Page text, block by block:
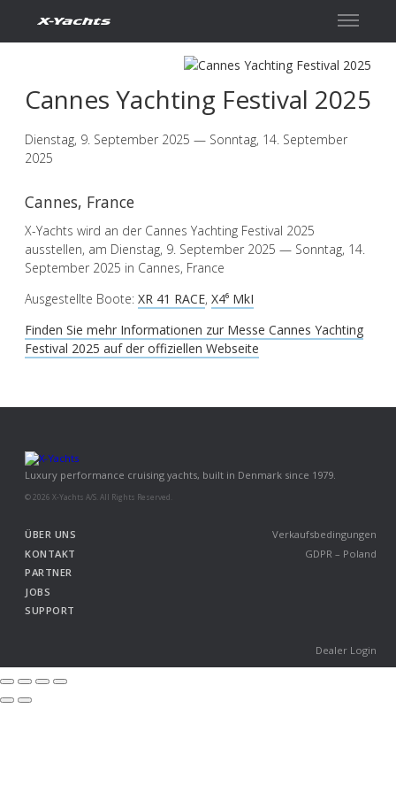
Cannes Yachting Festival 2025
Dienstag, 9. September 2025 — Sonntag, 14. September
2025
Cannes, France
X-Yachts wird an der Cannes Yachting Festival 2025
ausstellen, am Dienstag, 9. September 2025 — Sonntag, 14.
September 2025 in Cannes, France
Ausgestellte Boote: XR 41 RACE, X4⁶ MkI
Finden Sie mehr Informationen zur Messe Cannes Yachting
Festival 2025 auf der offiziellen Webseite
Luxury performance cruising yachts, built in Denmark since 1979.
© 2026 X-Yachts A/S. All Rights Reserved.
ÜBER UNS
KONTAKT
PARTNER
JOBS
SUPPORT
Dealer Login
Verkaufsbedingungen
GDPR – Poland